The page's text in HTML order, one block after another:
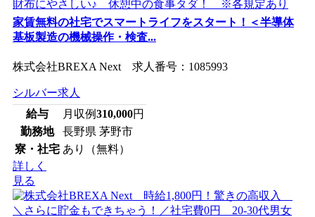
家賃無料の社宅でスマートライフをスタート！＜半導体
基板製造の機械操作・検査...
株式会社BREXA Next 求人番号：1085993
シルバー求人
給与
月収例310,000円
勤務地
長野県 茅野市
寮・社宅 あり（無料）
詳しく
見る